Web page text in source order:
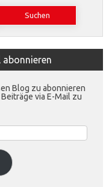
abonnieren
Blog zu abonnieren
via E-Mail zu